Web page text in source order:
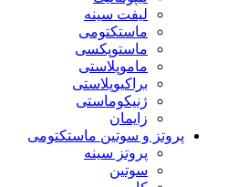
لیفت سینه
ماستکتومی
ماستوپکسی
ماموپلاستی
براکیوپلاستی
ژنیکوماستی
زایمان
پروتز و سوتین ماستکتومی
پروتز سینه
سوتین